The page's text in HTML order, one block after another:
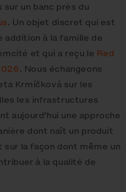
un banc près du
. Un objet discret qui est
addition à la famille de
et qui a reçu le Red
. Nous échangeons
Krmíčková sur les
les infrastructures
aujourd’hui une approche
dont naît un produit
la façon dont même un
à la qualité de